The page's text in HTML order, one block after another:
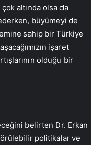
altında olsa da
büyümeyi de
sahip bir Türkiye
işaret
olduğu bir
belirten Dr. Erkan
politikalar ve